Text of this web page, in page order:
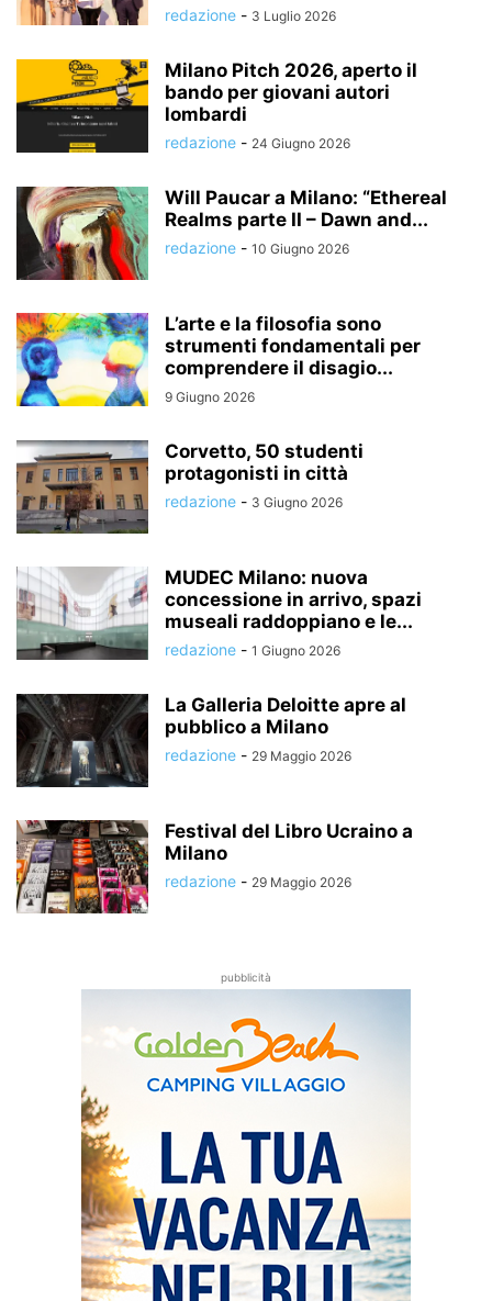
redazione - 3 Luglio 2026
Milano Pitch 2026, aperto il
bando per giovani autori
lombardi
redazione - 24 Giugno 2026
Will Paucar a Milano: “Ethereal
Realms parte II – Dawn and...
redazione - 10 Giugno 2026
L’arte e la filosofia sono
strumenti fondamentali per
comprendere il disagio...
9 Giugno 2026
Corvetto, 50 studenti
protagonisti in città
redazione - 3 Giugno 2026
MUDEC Milano: nuova
concessione in arrivo, spazi
museali raddoppiano e le...
redazione - 1 Giugno 2026
La Galleria Deloitte apre al
pubblico a Milano
redazione - 29 Maggio 2026
Festival del Libro Ucraino a
Milano
redazione - 29 Maggio 2026
pubblicità